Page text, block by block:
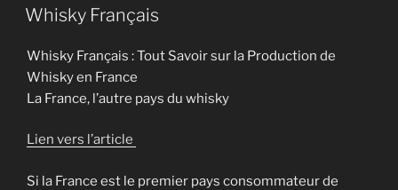
LE
Whisky Français
Whisky Français : Tout Savoir sur la Production de
Whisky en France
La France, l’autre pays du whisky
Lien vers l’article
Si la France est le premier pays consommateur de